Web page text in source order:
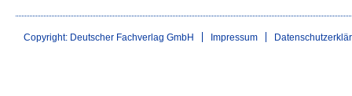
Copyright: Deutscher Fachverlag GmbH Impressum